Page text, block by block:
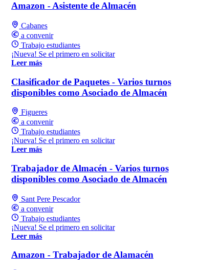
Amazon - Asistente de Almacén
Cabanes
a convenir
Trabajo estudiantes
¡Nueva! Se el primero en solicitar
Leer más
Clasificador de Paquetes - Varios turnos
disponibles como Asociado de Almacén
Figueres
a convenir
Trabajo estudiantes
¡Nueva! Se el primero en solicitar
Leer más
Trabajador de Almacén - Varios turnos
disponibles como Asociado de Almacén
Sant Pere Pescador
a convenir
Trabajo estudiantes
¡Nueva! Se el primero en solicitar
Leer más
Amazon - Trabajador de Alamacén